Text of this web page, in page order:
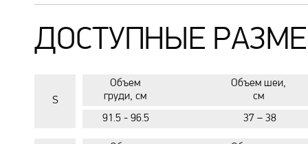
ДОСТУПНЫЕ
S
Объем
груди, см
Объем шеи,
см
91.5 - 96.5
37 – 38